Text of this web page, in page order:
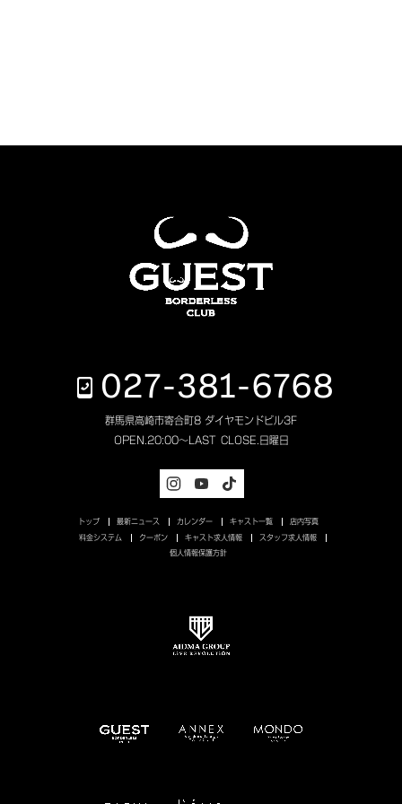
027-381-6768
群馬県高崎市寄合町8 ダイヤモンドビル3F
OPEN. 20:00～LAST CLOSE. 日曜日
トップ 最新ニュース カレンダー キャスト一覧 店内写真
料金システム クーポン キャスト求人情報 スタッフ求人情報
個人情報保護方針